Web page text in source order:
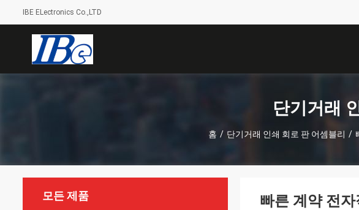
IBE ELectronics Co.,LTD
단기거래
홈 / 단기거래 인쇄 회로 판 어셈블리 /
모든 제품 빠른 계약 전